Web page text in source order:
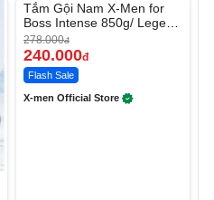
-13%
Tắm Gội Nam X-Men for
Boss Intense 850g/ Legend
830g
278.000đ
240.000đ
Flash Sale
X-men Official Store